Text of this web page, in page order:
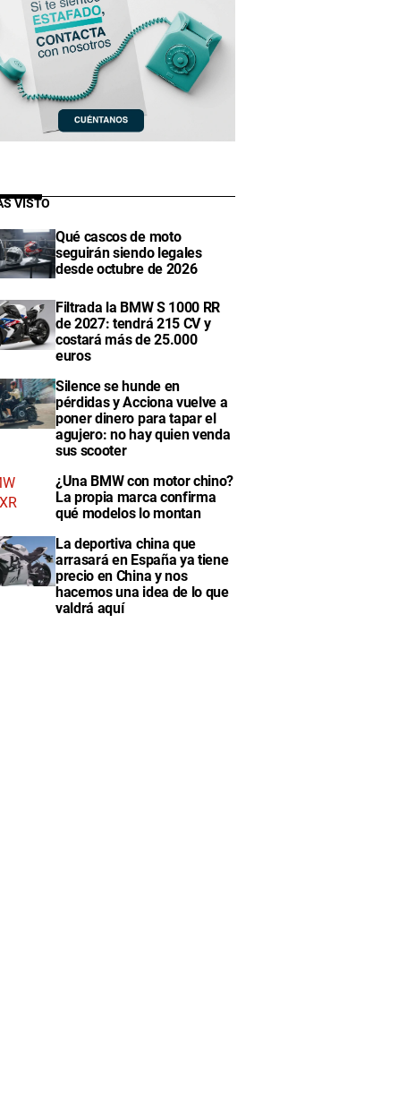
VISTO
Qué cascos de moto
seguirán siendo legales
desde octubre de 2026
Filtrada la BMW S 1000 RR
de 2027: tendrá 215 CV y
costará más de 25.000
euros
Silence se hunde en
pérdidas y Acciona vuelve a
poner dinero para tapar el
agujero: no hay quien venda
sus scooter
¿Una BMW con motor chino?
La propia marca confirma
qué modelos lo montan
La deportiva china que
arrasará en España ya tiene
precio en China y nos
hacemos una idea de lo que
valdrá aquí